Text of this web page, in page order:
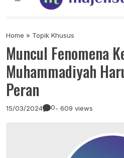
Majelis TablighSyiar Dakwah
Home » Topik Khusus
Muncul Fenomena
Muhammadiyah
Peran
15/03/2024 0- 609 views